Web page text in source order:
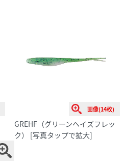
画像(14枚)
GREHF（グリーンヘイズフレッ
ク）
[写真タップで拡大]